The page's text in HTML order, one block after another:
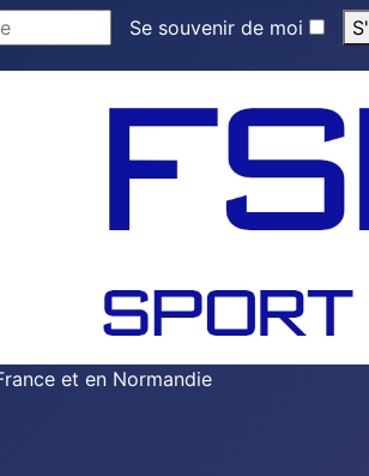
Se souvenir de moi
et en Normandie